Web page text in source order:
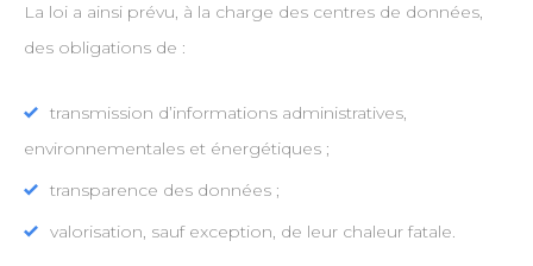
La loi a ainsi prévu, à la charge des centres de données,
des obligations de :
transmission d’informations administratives,
environnementales et énergétiques ;
transparence des données ;
valorisation, sauf exception, de leur chaleur fatale.